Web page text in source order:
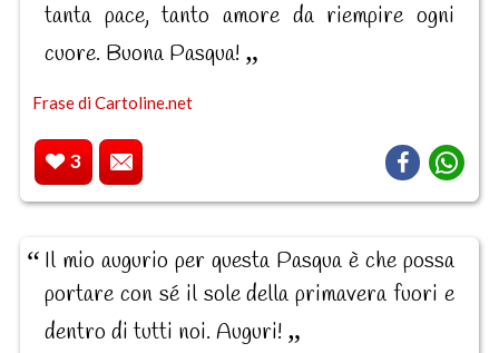
tanta pace, tanto amore da riempire ogni
cuore. Buona Pasqua!
Frase di Cartoline.net
3
Il mio augurio per questa Pasqua è che possa
portare con sé il sole della primavera fuori e
dentro di tutti noi. Auguri!